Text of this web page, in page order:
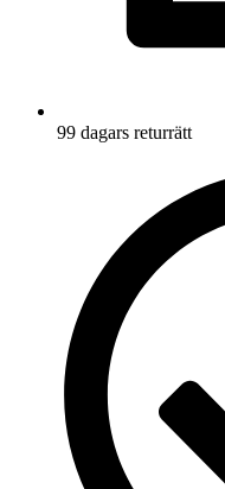
99 dagars returrätt